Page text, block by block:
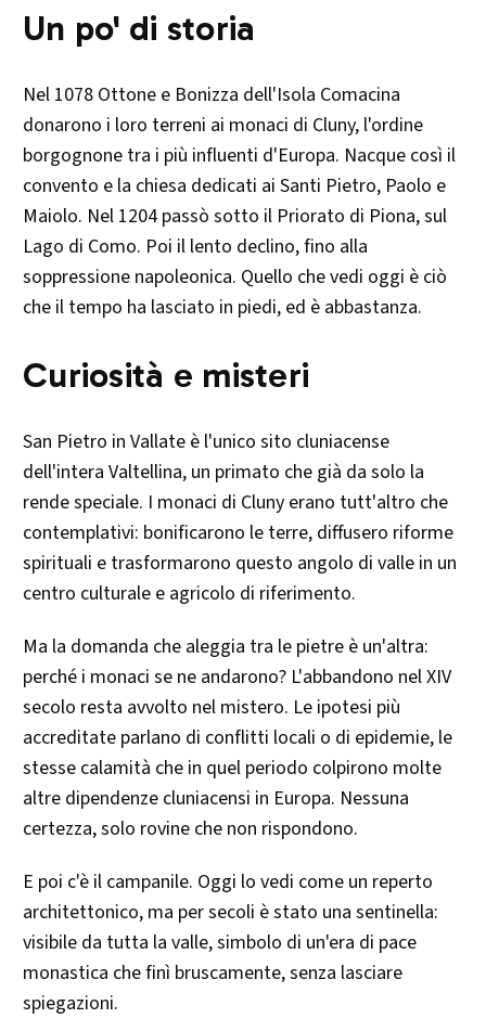
Un po' di storia
Nel 1078 Ottone e Bonizza dell'Isola Comacina
donarono i loro terreni ai monaci di Cluny, l'ordine
borgognone tra i più influenti d'Europa. Nacque così il
convento e la chiesa dedicati ai Santi Pietro, Paolo e
Maiolo. Nel 1204 passò sotto il Priorato di Piona, sul
Lago di Como. Poi il lento declino, fino alla
soppressione napoleonica. Quello che vedi oggi è ciò
che il tempo ha lasciato in piedi, ed è abbastanza.
Curiosità e misteri
San Pietro in Vallate è l'unico sito cluniacense
dell'intera Valtellina, un primato che già da solo la
rende speciale. I monaci di Cluny erano tutt'altro che
contemplativi: bonificarono le terre, diffusero riforme
spirituali e trasformarono questo angolo di valle in un
centro culturale e agricolo di riferimento.
Ma la domanda che aleggia tra le pietre è un'altra:
perché i monaci se ne andarono? L'abbandono nel XIV
secolo resta avvolto nel mistero. Le ipotesi più
accreditate parlano di conflitti locali o di epidemie, le
stesse calamità che in quel periodo colpirono molte
altre dipendenze cluniacensi in Europa. Nessuna
certezza, solo rovine che non rispondono.
E poi c'è il campanile. Oggi lo vedi come un reperto
architettonico, ma per secoli è stato una sentinella:
visibile da tutta la valle, simbolo di un'era di pace
monastica che finì bruscamente, senza lasciare
spiegazioni.